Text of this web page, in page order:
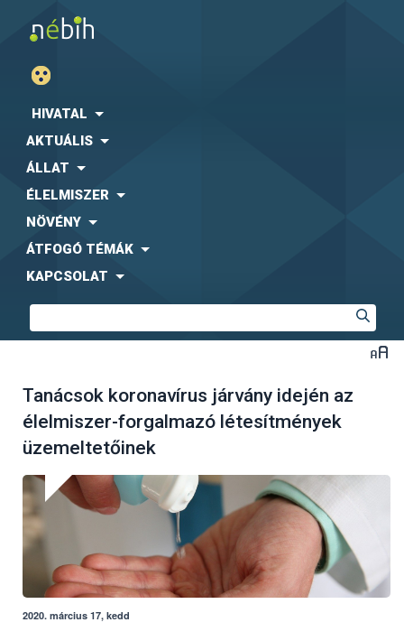
HIVATAL
AKTUÁLIS
ÁLLAT
ÉLELMISZER
NÖVÉNY
ÁTFOGÓ TÉMÁK
KAPCSOLAT
Tanácsok koronavírus járvány idején az
élelmiszer-forgalmazó létesítmények
üzemeltetőinek
2020. március 17, kedd